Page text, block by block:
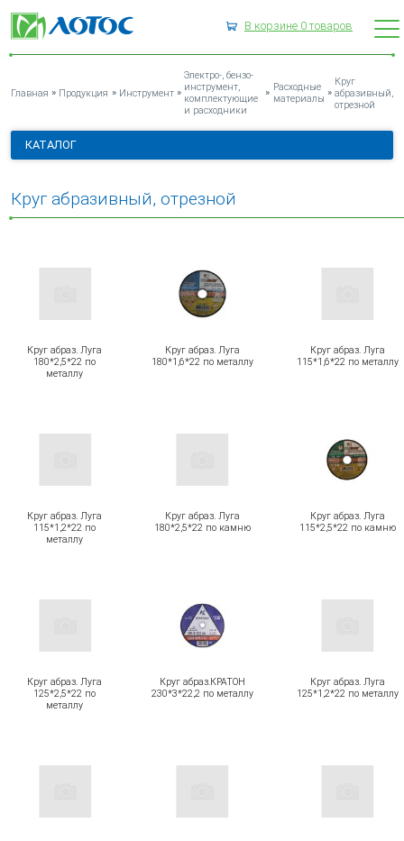
В корзине 0товаров
КРУГ АБРАЗИВНЫЙ, ОТРЕЗНОЙ
Главная » Продукция » Инструмент »
Электро-, бензо-
инструмент,
комплектующие
и расходники
» Расходные
материалы
»
Круг
абразивный,
отрезной
КАТАЛОГ
Круг абразивный, отрезной
Круг абраз. Луга
180*2,5*22 по
металлу
Круг абраз. Луга
180*1,6*22 по металлу
Круг абраз. Луга
115*1,6*22 по металлу
Круг абраз. Луга
115*1,2*22 по
металлу
Круг абраз. Луга
180*2,5*22 по камню
Круг абраз. Луга
115*2,5*22 по камню
Круг абраз. Луга
125*2,5*22 по
металлу
Круг абраз.КРАТОН
230*3*22,2 по металлу
Круг абраз. Луга
125*1,2*22 по металлу